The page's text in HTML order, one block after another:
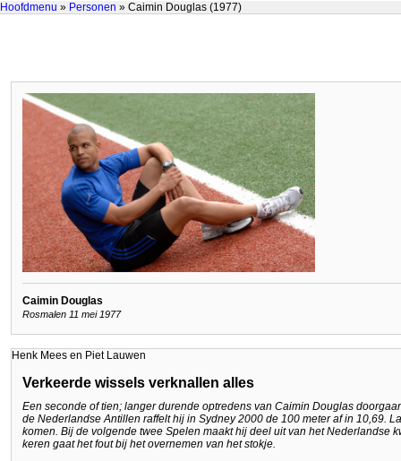
Hoofdmenu » Personen » Caimin Douglas (1977)
Caimin Douglas
Rosmalen 11 mei 1977
Henk Mees en Piet Lauwen
Verkeerde wissels verknallen alles
Een seconde of tien; langer durende optredens van Caimin Douglas
de Nederlandse Antillen raffelt hij in Sydney 2000 de 100 meter af in 10,69.
komen. Bij de volgende twee Spelen maakt hij deel uit van het Nederlandse
keren gaat het fout bij het overnemen van het stokje.